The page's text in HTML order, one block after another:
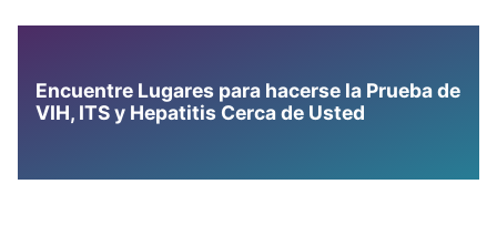
Encuentre Lugares para hacerse la Prueba de
VIH, ITS y Hepatitis Cerca de Usted